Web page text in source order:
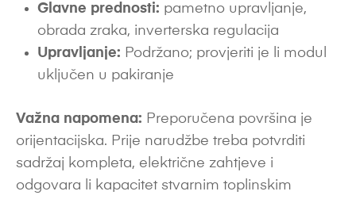
Glavne prednosti: pametno upravljanje,
obrada zraka, inverterska regulacija
Upravljanje: Podržano; provjeriti je li modul
uključen u pakiranje
Važna napomena: Preporučena površina je
orijentacijska. Prije narudžbe treba potvrditi
sadržaj kompleta, električne zahtjeve i
odgovara li kapacitet stvarnim toplinskim